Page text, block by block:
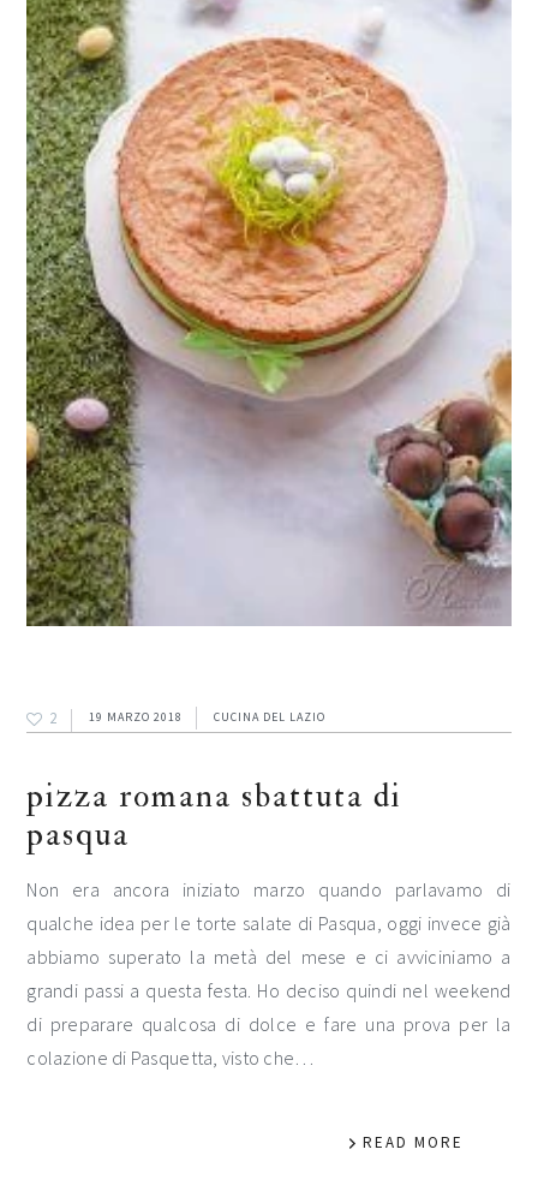
2 19 MARZO 2018 CUCINA DEL LAZIO
pizza romana sbattuta di
pasqua
Non era ancora iniziato marzo quando parlavamo di
qualche idea per le torte salate di Pasqua, oggi invece già
abbiamo superato la metà del mese e ci avviciniamo a
grandi passi a questa festa. Ho deciso quindi nel weekend
di preparare qualcosa di dolce e fare una prova per la
colazione di Pasquetta, visto che…
READ MORE